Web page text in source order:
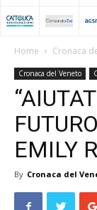
Home Cronaca
Cronaca del Veneto
EMILY
By Cronaca del